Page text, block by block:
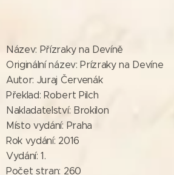
Název: Přízraky na Devíně
Originální název: Prízraky na Devíne
Autor: Juraj Červenák
Překlad: Robert Pilch
Nakladatelství: Brokilon
Místo vydání: Praha
Rok vydání: 2016
Vydání: 1.
Počet stran: 260